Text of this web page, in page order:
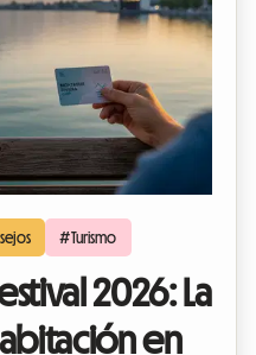
#Turismo
2026: La
en